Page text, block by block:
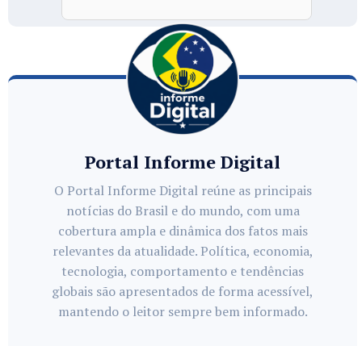
Portal Informe Digital
O Portal Informe Digital reúne as principais
notícias do Brasil e do mundo, com uma
cobertura ampla e dinâmica dos fatos mais
relevantes da atualidade. Política, economia,
tecnologia, comportamento e tendências
globais são apresentados de forma acessível,
mantendo o leitor sempre bem informado.